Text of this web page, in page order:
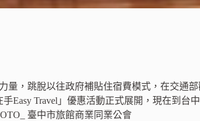
量，跳脫以往政府補貼住宿費模式，在交通
Easy Travel」優惠活動正式展開，現在到台
臺中市旅館商業同業公會